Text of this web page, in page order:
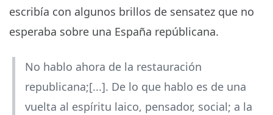
escribía con algunos brillos de sensatez que no
esperaba sobre una España repúblicana.
No hablo ahora de la restauración
republicana;[...]. De lo que hablo es de una
vuelta al espíritu laico, pensador, social; a la